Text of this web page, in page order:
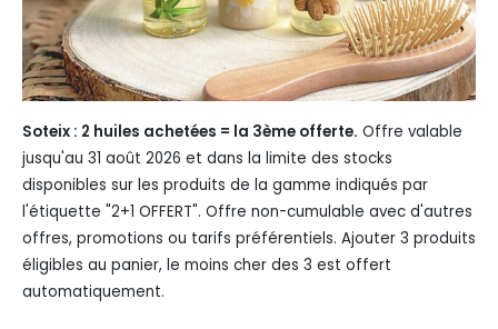
Soteix : 2 huiles achetées = la 3ème offerte. Offre valable
jusqu'au 31 août 2026 et dans la limite des stocks
disponibles sur les produits de la gamme indiqués par
l'étiquette "2+1 OFFERT". Offre non-cumulable avec d'autres
offres, promotions ou tarifs préférentiels. Ajouter 3 produits
éligibles au panier, le moins cher des 3 est offert
automatiquement.